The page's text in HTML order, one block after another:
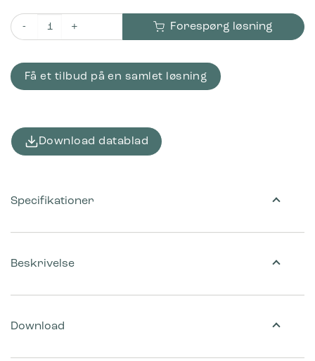
Bica Repair kit 7016-1 Antracit antal
Forespørg løsning
Få et tilbud på en samlet løsning
Download datablad
Beskrivelse
Download
Specifikationer